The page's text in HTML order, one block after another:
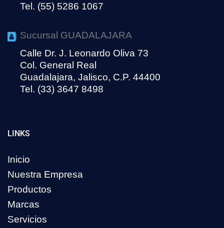
Tel. (55) 5286 1067
Sucursal GUADALAJARA
Calle Dr. J. Leonardo Oliva 73
Col. General Real
Guadalajara, Jalisco, C.P. 44400
Tel. (33) 3647 8498
LINKS
Inicio
Nuestra Empresa
Productos
Marcas
Servicios